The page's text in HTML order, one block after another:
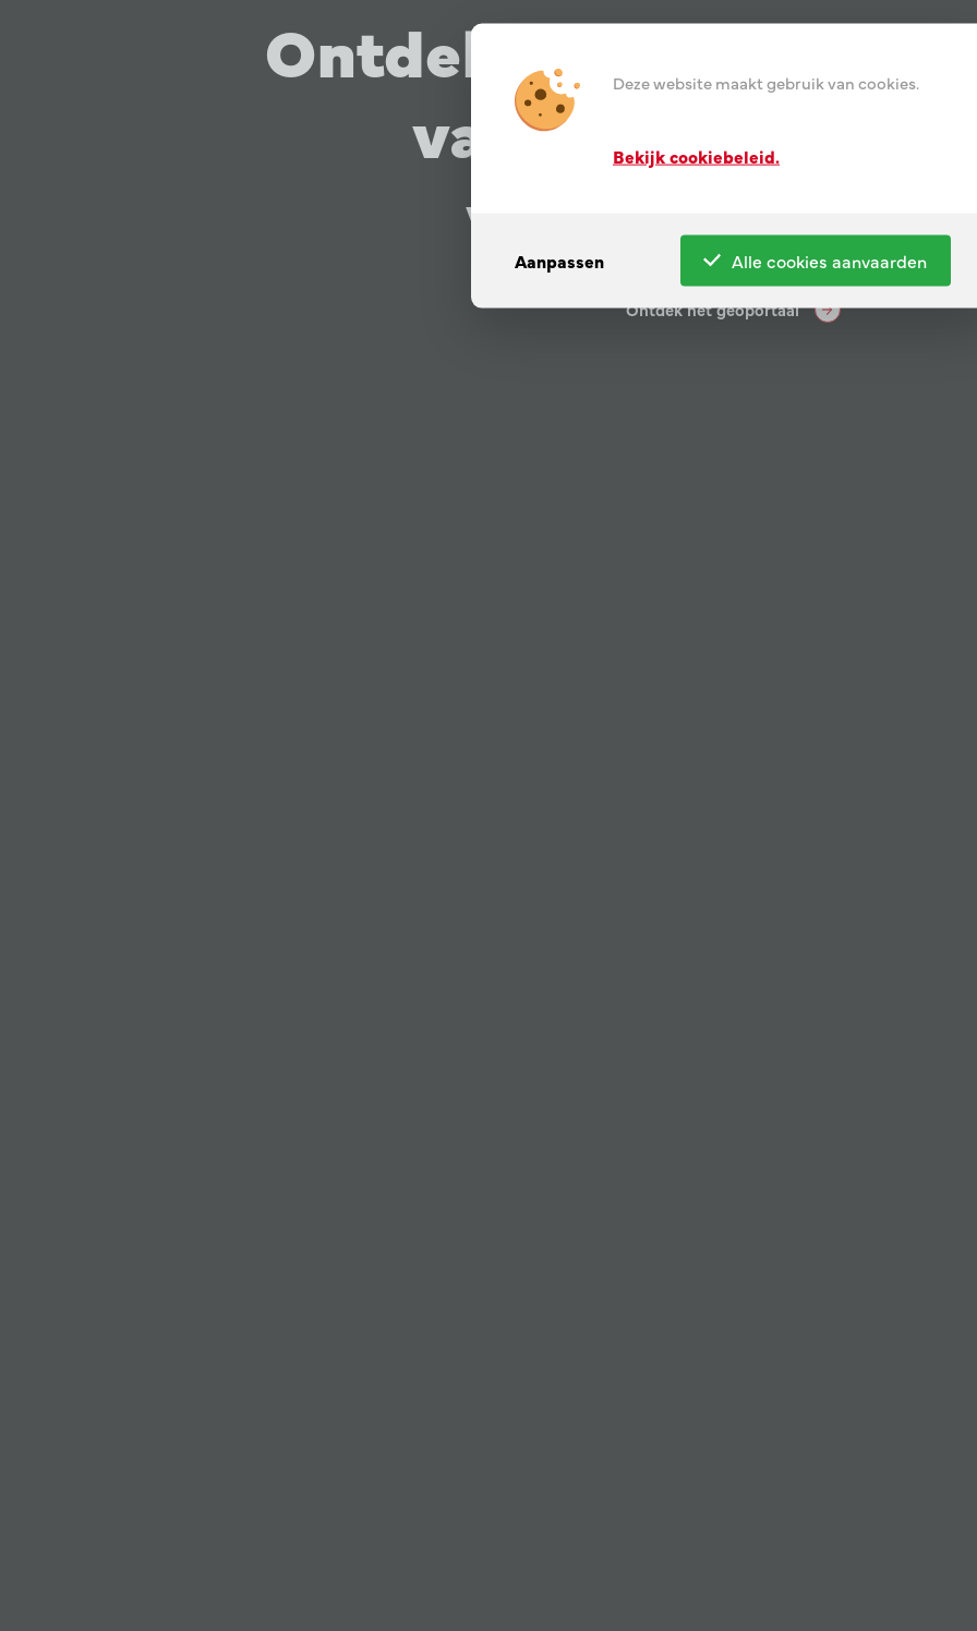
Ontdek het
vanuit een
Ontdek het geoportaal
Deze website maakt gebruik van cookies.
Bekijk cookiebeleid.
Aanpassen Alle cookies aanvaarden